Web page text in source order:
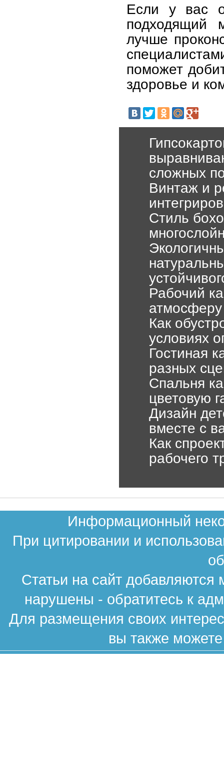
Если у вас
подходящий
лучше
поможет
здоровье и
сложных
Винтаж и
Стиль
Рабочий
атмосферу
Как
условиях
Гостиная
разных
Спальня
цветовую
Дизайн
вместе с
Как
рабочего
Информационный
При цитировании и
Статьи на сайт
нарушены - обратитесь к
Для размещения своих
вы также